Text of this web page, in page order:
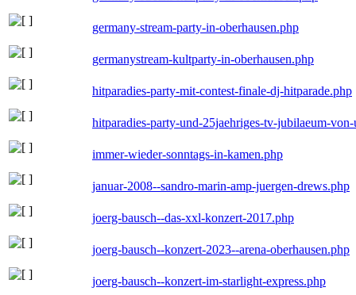
germany-stream-party-in-oberhausen.php
germanystream-kultparty-in-oberhausen.php
hitparadies-party-mit-contest-finale-dj-hitparade.php
hitparadies-party-und-25jaehriges-tv-jubilaeum-
immer-wieder-sonntags-in-kamen.php
januar-2008--sandro-marin-amp-juergen-drews.php
joerg-bausch--das-xxl-konzert-2017.php
joerg-bausch--konzert-2023--arena-oberhausen.php
joerg-bausch--konzert-im-starlight-express.php